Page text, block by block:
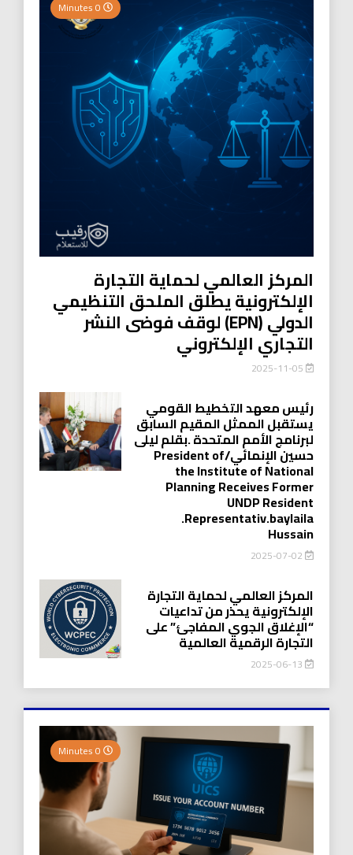
المركز العالمي لحماية التجارة
الإلكترونية يطلق الملحق التنظيمي
الدولي (EPN) لوقف فوضى النشر
التجاري الإلكتروني
رئيس معهد التخطيط القومي
يستقبل الممثل المقيم السابق
لبرنامج الأمم المتحدة .بقلم ليلى
حسين الإنمائي/President of
the Institute of National
Planning Receives Former
UNDP Resident
.Representativ.baylaila
Hussain
2025-07-02
المركز العالمي لحماية التجارة
الإلكترونية يحذر من تداعيات
“الإغلاق الجوي المفاجئ” على
التجارة الرقمية العالمية
2025-06-13